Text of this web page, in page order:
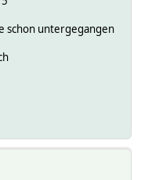
schon untergegangen